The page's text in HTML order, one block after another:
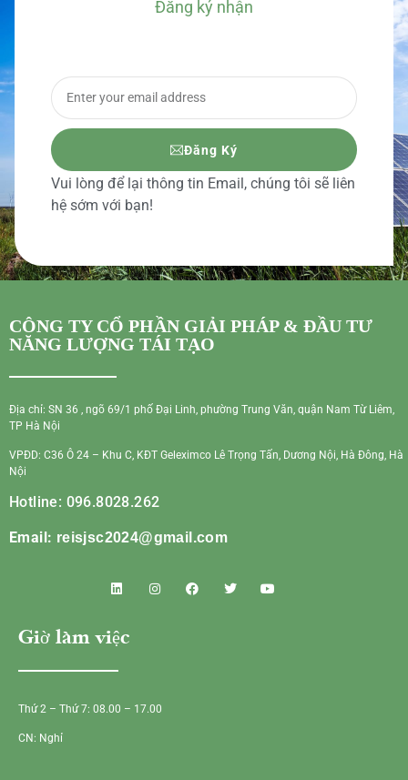
Đăng ký nhận
Đăng Ký
Vui lòng để lại thông tin Email, chúng tôi sẽ liên
hệ sớm với bạn!
CÔNG TY CỔ PHẦN GIẢI PHÁP & ĐẦU TƯ
NĂNG LƯỢNG TÁI TẠO
Địa chỉ: SN 36 , ngõ 69/1 phố Đại Linh, phường Trung Văn, quận Nam Từ Liêm,
TP Hà Nội
VPĐD: C36 Ô 24 – Khu C, KĐT Geleximco Lê Trọng Tấn, Dương Nội, Hà Đông, Hà
Nội
Hotline: 096.8028.262
Email: reisjsc2024@gmail.com
Giờ làm việc
Thứ 2 – Thứ 7: 08.00 – 17.00
CN: Nghỉ